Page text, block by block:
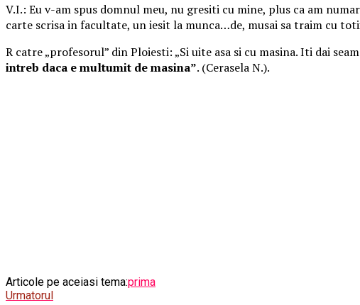
V.I.: Eu v-am spus domnul meu, nu gresiti cu mine, plus ca am
carte scrisa in facultate, un iesit la munca…de, musai sa traim cu
R catre „profesorul” din Ploiesti: „Si uite asa si cu masina. Iti dai
intreb daca e multumit de masina”. (Cerasela N.).
Articole pe aceiasi tema:prima
Urmatorul